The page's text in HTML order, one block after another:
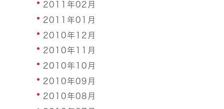
2011年02月
2011年01月
2010年12月
2010年11月
2010年10月
2010年09月
2010年08月